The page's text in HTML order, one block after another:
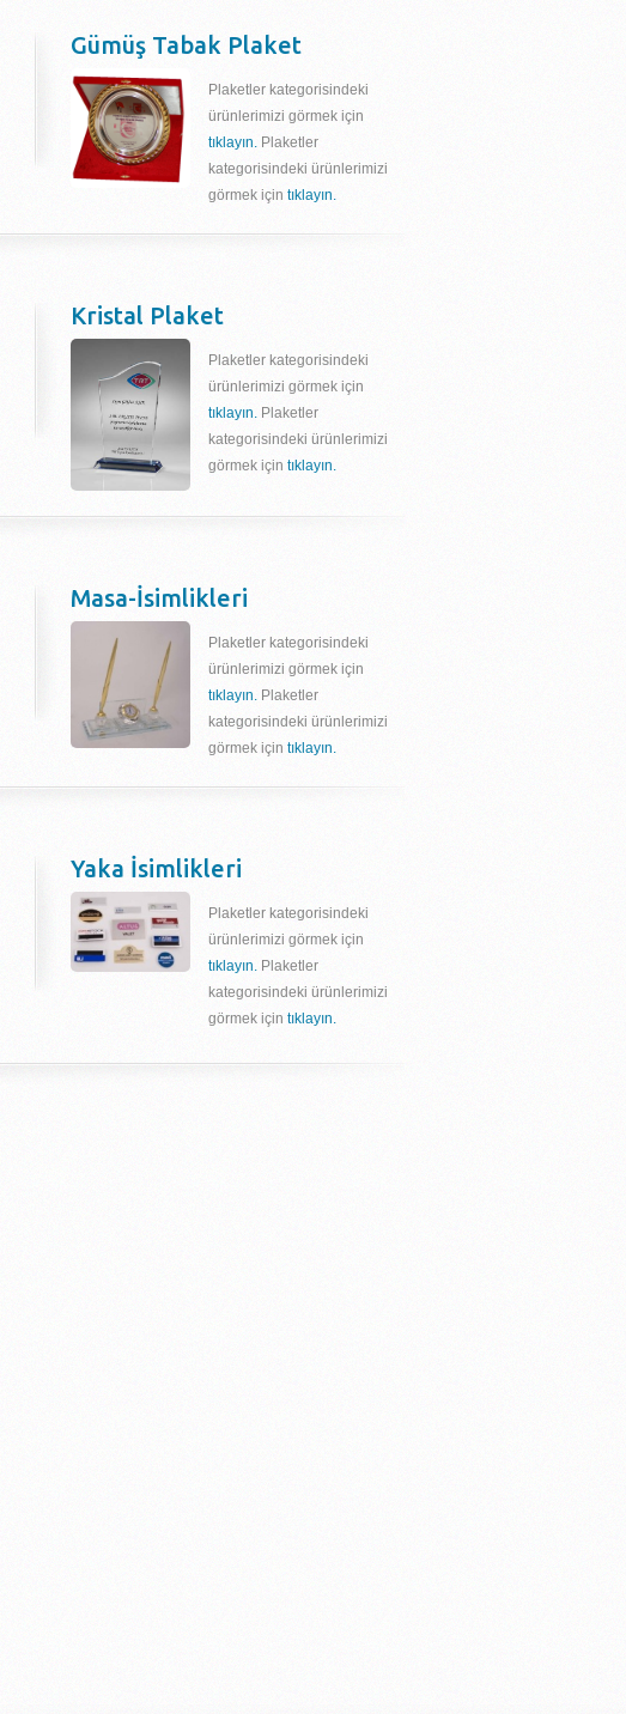
Gümüş Tabak Plaket
Plaketler kategorisindeki
ürünlerimizi görmek için
tıklayın. Plaketler
kategorisindeki ürünlerimizi
görmek için tıklayın.
Kristal Plaket
Plaketler kategorisindeki
ürünlerimizi görmek için
tıklayın. Plaketler
kategorisindeki ürünlerimizi
görmek için tıklayın.
Masa-İsimlikleri
Plaketler kategorisindeki
ürünlerimizi görmek için
tıklayın. Plaketler
kategorisindeki ürünlerimizi
görmek için tıklayın.
Yaka İsimlikleri
Plaketler kategorisindeki
ürünlerimizi görmek için
tıklayın. Plaketler
kategorisindeki ürünlerimizi
görmek için tıklayın.